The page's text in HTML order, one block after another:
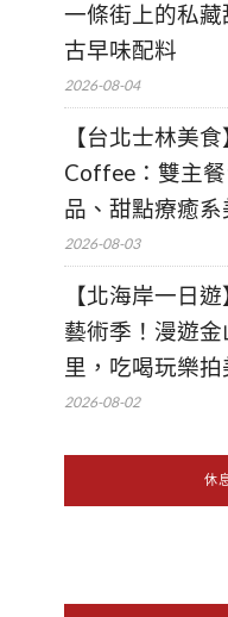
一條街上的私
古早味配料
2026-08-04
【台北士林美
Coffee：雙主
品、甜點療癒系
2026-08-03
【北海岸一日
藝術季！漫遊
里，吃喝玩樂
2026-08-02
休